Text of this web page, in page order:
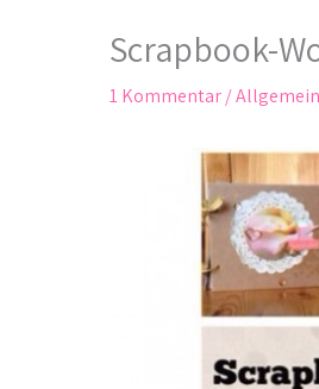
Scrapbook-
1 Kommentar/Allgemein